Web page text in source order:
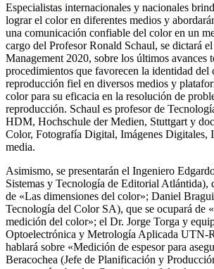
Especialistas internacionales y nacionales
lograr el color en diferentes medios y
una comunicación confiable del color en un
cargo del Profesor Ronald Schaul, se dictará
Management 2020, sobre los últimos avances
procedimientos que favorecen la identidad del
reproducción fiel en diversos medios y
color para su eficacia en la resolución de
reproducción. Schaul es profesor de
HDM, Hochschule der Medien, Stuttgart y
Color, Fotografía Digital, Imágenes Digitales,
media.
Asimismo, se presentarán el Ingeniero
Sistemas y Tecnología de Editorial Atlántida),
de «Las dimensiones del color»; Daniel
Tecnología del Color SA), que se ocupará de
medición del color»; el Dr. Jorge Torga y
Optoelectrónica y Metrología Aplicada UTN-
hablará sobre «Medición de espesor para
Beracochea (Jefe de Planificación y